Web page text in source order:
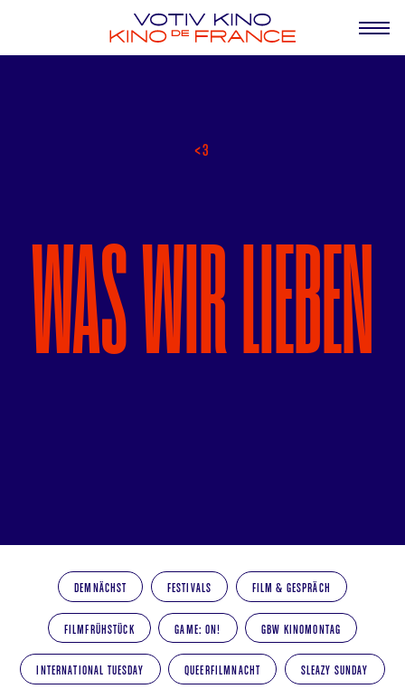
<3
WAS WIR LIEBEN
DEMNÄCHST FESTIVALS FILM & GESPRÄCH
FILMFRÜHSTÜCK GAME: ON! GBW KINOMONTAG
INTERNATIONAL TUESDAY QUEERFILMNACHT SLEAZY SUNDAY